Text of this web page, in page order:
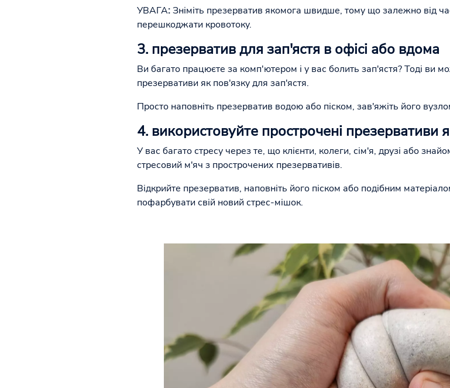
УВАГА:Зніміть презерватив якомога швидше, тому що залежно від
перешкоджати кровотоку.
3. презерватив для зап'ястя в офісі або вдома
Ви багато працюєте за комп'ютером і у вас болить зап'ястя? Тоді ви
презервативи як пов'язку для зап'ястя.
Просто наповніть презерватив водою або піском, зав'яжіть його
4. використовуйте прострочені презервативи
У вас багато стресу через те, що клієнти, колеги, сім'я, друзі або
стресовий м'яч з прострочених презервативів.
Відкрийте презерватив, наповніть його піском або подібним
пофарбувати свій новий стрес-мішок.